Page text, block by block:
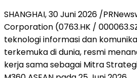
SHANGHAI, 30 Juni 2026 /
Corporation (0763.HK /
teknologi informasi dan
terkemuka di dunia, resmi
kerja sama sebagai Mitra